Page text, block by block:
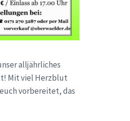
alljährliches
Mit viel Herzblut
vorbereitet, das